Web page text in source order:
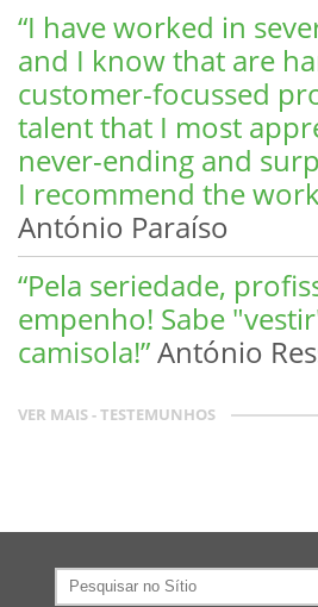
“I have worked in
and I know that are
customer-focussed
talent that I most
never-ending and
I recommend the
António Paraíso
“Pela seriedade,
empenho! Sabe
camisola!”António
VER MAIS -TESTEMUNHOS
Pesquisar